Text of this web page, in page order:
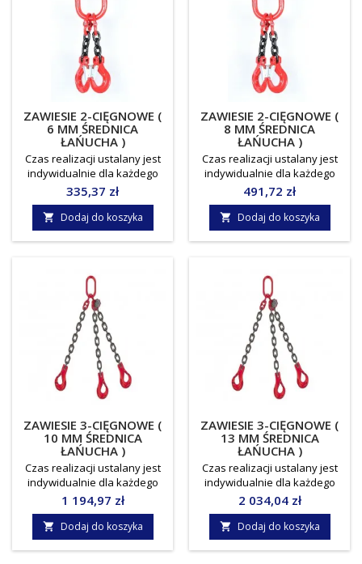
ZAWIESIE 2-CIĘGNOWE (
6 MM ŚREDNICA
ŁAŃUCHA )
Czas realizacji ustalany jest
indywidualnie dla każdego
zamówienia.Towar do
odbioru osobistego, lub
indywidualnie ustalany koszt
dostawy !!! Norma: EN818-
4Średnica łańcucha: 6
tonyJednostka miary: sztuka
Cena
335,37 zł
 Dodaj do koszyka
ZAWIESIE 2-CIĘGNOWE (
8 MM ŚREDNICA
ŁAŃUCHA )
Czas realizacji ustalany jest
indywidualnie dla każdego
zamówienia. Towar do
odbioru osobistego, lub
indywidualnie ustalany koszt
dostawy !!! Norma: EN818-
4Średnica łańcucha: 8
tonyJednostka miary: sztuka
Cena
491,72 zł
 Dodaj do koszyka
ZAWIESIE 3-CIĘGNOWE (
10 MM ŚREDNICA
ŁAŃUCHA )
Czas realizacji ustalany jest
indywidualnie dla każdego
zamówienia.Towar do
odbioru osobistego, lub
indywidualnie ustalany koszt
dostawy !!! Norma: EN818-
4Średnica łańcucha: 10
Cena
1 194,97 zł
 Dodaj do koszyka
ZAWIESIE 3-CIĘGNOWE (
13 MM ŚREDNICA
ŁAŃUCHA )
Czas realizacji ustalany jest
indywidualnie dla każdego
zamówienia.Towar do
odbioru osobistego, lub
indywidualnie ustalany koszt
dostawy !!! Norma: EN818-
4Średnica łańcucha: 13
Cena
2 034,04 zł
 Dodaj do koszyka